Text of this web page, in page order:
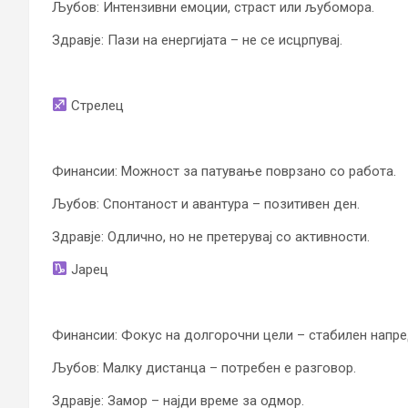
Љубов: Интензивни емоции, страст или љубомора.
Здравје: Пази на енергијата – не се исцрпувај.
Стрелец
Финансии: Можност за патување поврзано со работа.
Љубов: Спонтаност и авантура – позитивен ден.
Здравје: Одлично, но не претерувај со активности.
Јарец
Финансии: Фокус на долгорочни цели – стабилен
Љубов: Малку дистанца – потребен е разговор.
Здравје: Замор – најди време за одмор.